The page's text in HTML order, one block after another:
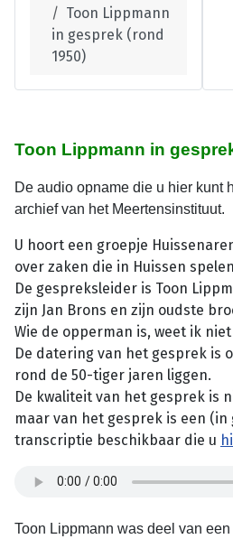
Toon Lippmann
in gesprek (rond
1950)
Toon Lippmann in
De audio opname die u hier kunt
archief van het Meertensinstituut.
U hoort een groepje
over zaken die in Huissen
De gespreksleider is Toon
zijn Jan Brons en zijn oudste
Wie de opperman is, weet ik
De datering van het gesprek is
rond de 50-tiger jaren liggen.
De kwaliteit van het gesprek is
maar van het gesprek is een
transcriptie beschikbaar die u
Toon Lippmann was deel van